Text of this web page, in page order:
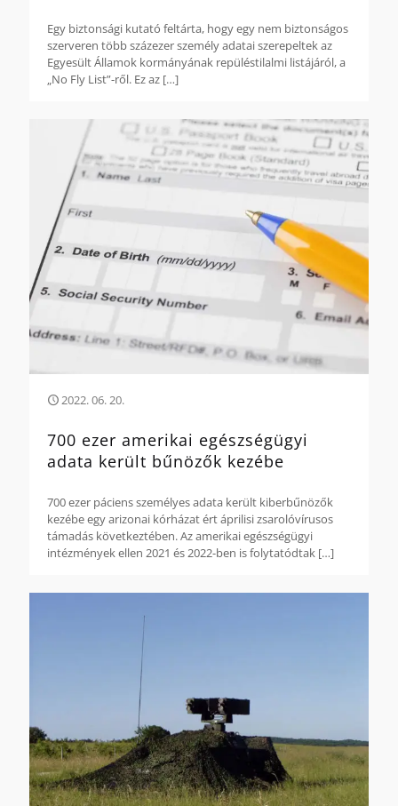
Egy biztonsági kutató feltárta, hogy egy nem biztonságos
szerveren több százezer személy adatai szerepeltek az
Egyesült Államok kormányának repüléstilalmi listájáról, a
„No Fly List”-ről. Ez az […]
2022. 06. 20.
700 ezer amerikai egészségügyi
adata került bűnözők kezébe
700 ezer páciens személyes adata került kiberbűnözők
kezébe egy arizonai kórházat ért áprilisi zsarolóvírusos
támadás következtében. Az amerikai egészségügyi
intézmények ellen 2021 és 2022-ben is folytatódtak […]